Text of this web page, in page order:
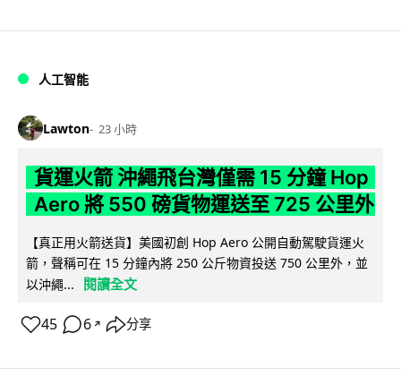
人工智能
Lawton 23 小時
貨運火箭 沖繩飛台灣僅需 15 分鐘 Hop
Aero 將 550 磅貨物運送至 725 公里外
【真正用火箭送貨】美國初創 Hop Aero 公開自動駕駛貨運火
箭，聲稱可在 15 分鐘內將 250 公斤物資投送 750 公里外，並
以沖繩...
閱讀全文
45 6 ↗ 分享